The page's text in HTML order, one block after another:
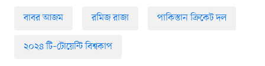
বাবর আজম রমিজ রাজা পাকিস্তান ক্রিকেট দল
২০২৪ টি–টোয়েন্টি বিশ্বকাপ